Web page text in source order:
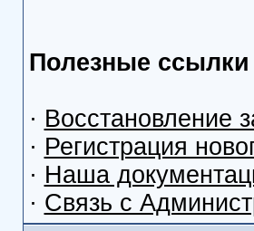
Полезные ссылки
· Восстановление
· Регистрация
· Наша
· Связь с